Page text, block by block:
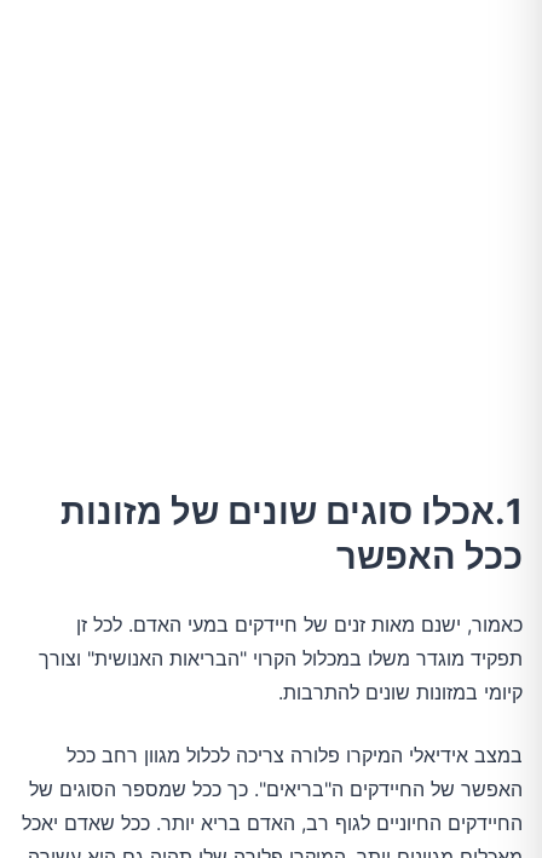
1.אכלו סוגים שונים של מזונות
ככל האפשר
כאמור, ישנם מאות זנים של חיידקים במעי האדם. לכל זן
תפקיד מוגדר משלו במכלול הקרוי "הבריאות האנושית" וצורך
קיומי במזונות שונים להתרבות.
במצב אידיאלי המיקרו פלורה צריכה לכלול מגוון רחב ככל
האפשר של החיידקים ה"בריאים". כך ככל שמספר הסוגים של
החיידקים החיוניים לגוף רב, האדם בריא יותר. ככל שאדם יאכל